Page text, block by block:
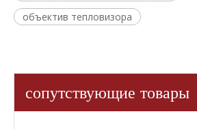
объектив тепловизора
сопутствующие товары